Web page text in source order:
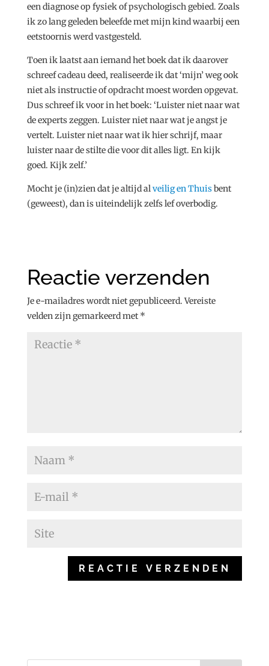
een diagnose op fysiek of psychologisch gebied. Zoals
ik zo lang geleden beleefde met mijn kind waarbij een
eetstoornis werd vastgesteld.
Toen ik laatst aan iemand het boek dat ik daarover
schreef cadeau deed, realiseerde ik dat ‘mijn’ weg ook
niet als instructie of opdracht moest worden opgevat.
Dus schreef ik voor in het boek: ‘Luister niet naar wat
de experts zeggen. Luister niet naar wat je angst je
vertelt. Luister niet naar wat ik hier schrijf, maar
luister naar de stilte die voor dit alles ligt. En kijk
goed. Kijk zelf.’
Mocht je (in)zien dat je altijd alveilig en Thuisbent
(geweest), dan is uiteindelijk zelfs lef overbodig.
Reactie verzenden
Je e-mailadres wordt niet gepubliceerd. Vereiste
velden zijn gemarkeerd met *